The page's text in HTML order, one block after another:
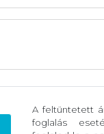
A feltüntetett
foglalás